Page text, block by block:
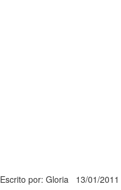
Escrito por: Gloria 13/01/2011